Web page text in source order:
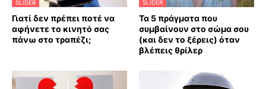
SLIDER
Γιατί δεν πρέπει ποτέ να
αφήνετε το κινητό σας
πάνω στο τραπέζι;
SLIDER
Τα 5 πράγματα που
συμβαίνουν στο σώμα σου
(και δεν το ξέρεις) όταν
βλέπεις θρίλερ